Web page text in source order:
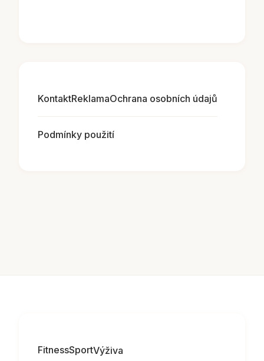
KontaktReklamaOchrana osobních údajů
Podmínky použití
FitnessSportVýživa